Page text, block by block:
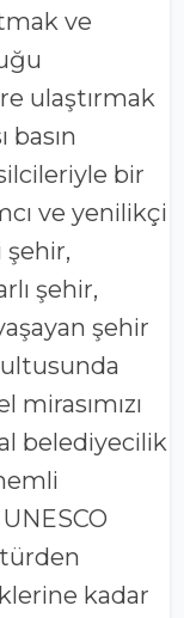
ve
ulaştırmak
basın
bir
ve yenilikçi
şehir,
şehir,
şehir
mirasımızı
belediyecilik
kadar